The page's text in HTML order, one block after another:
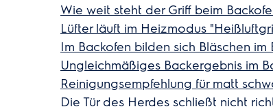
Wie weit steht der Griff beim
Lüfter läuft im Heizmodus
Im Backofen bilden sich Bläschen im
Ungleichmäßiges Backergebnis im
Reinigungsempfehlung für matt
Die Tür des Herdes schließt nicht